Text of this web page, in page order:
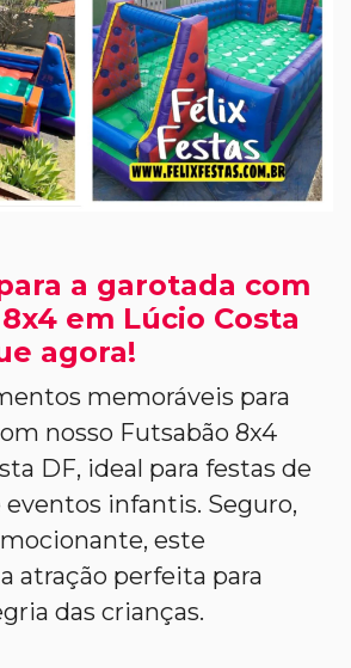
a garotada com
em Lúcio Costa
agora!
memoráveis para
nosso Futsabão 8x4
DF, ideal para festas de
eventos infantis. Seguro,
este
atração perfeita para
das crianças.